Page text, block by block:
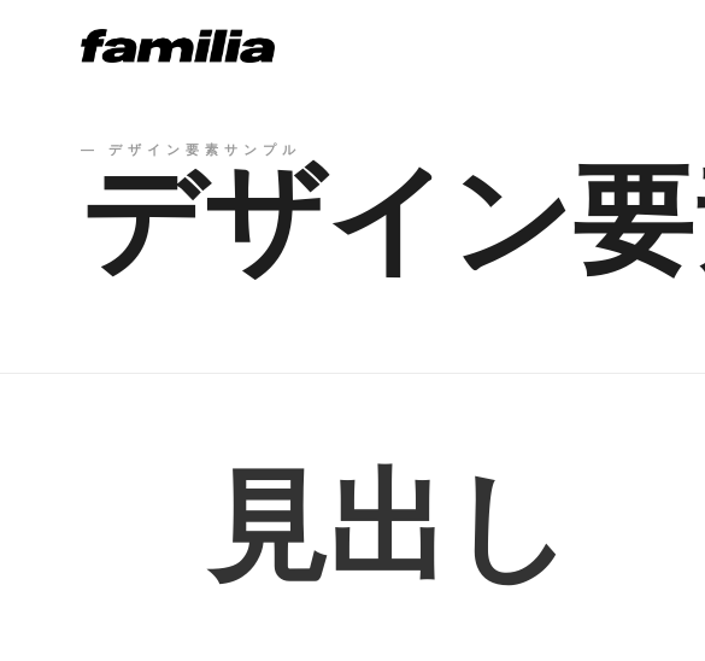
— デザイン要素サンプル
デザイン
見出し